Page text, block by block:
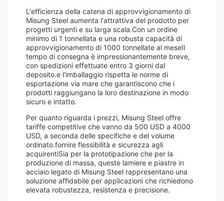
L'efficienza della catena di approvvigionamento di
Misung Steel aumenta l'attrattiva del prodotto per
progetti urgenti e su larga scala.Con un ordine
minimo di 1 tonnellata e una robusta capacità di
approvvigionamento di 1000 tonnellate al meseIl
tempo di consegna è impressionantemente breve,
con spedizioni effettuate entro 3 giorni dal
deposito.e l'imballaggio rispetta le norme di
esportazione via mare che garantiscono che i
prodotti raggiungano la loro destinazione in modo
sicuro e intatto.
Per quanto riguarda i prezzi, Misung Steel offre
tariffe competitive che vanno da 500 USD a 4000
USD, a seconda delle specifiche e del volume
ordinato.fornire flessibilità e sicurezza agli
acquirentiSia per la prototipazione che per la
produzione di massa, queste lamiere e piastre in
acciaio legato di Misung Steel rappresentano una
soluzione affidabile per applicazioni che richiedono
elevata robustezza, resistenza e precisione.